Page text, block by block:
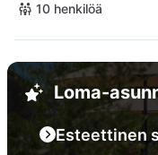
10 henkilöä
Loma-
Esteettinen